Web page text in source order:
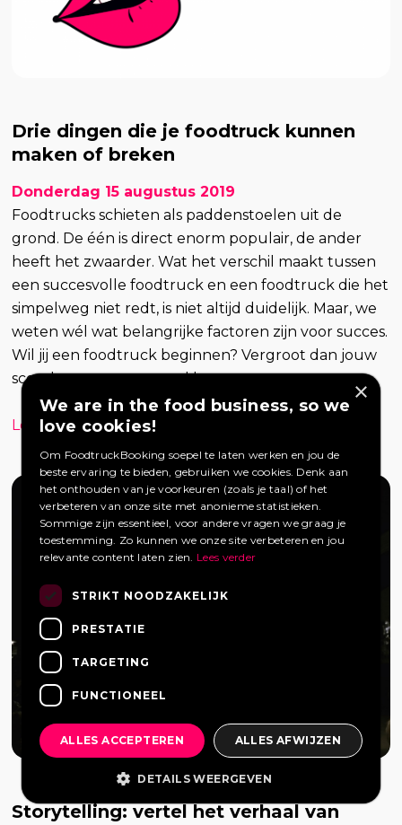
Drie dingen die je foodtruck kunnen
maken of breken
Donderdag 15 augustus 2019
Foodtrucks schieten als paddenstoelen uit de
grond. De één is direct enorm populair, de ander
heeft het zwaarder. Wat het verschil maakt tussen
een succesvolle foodtruck en een foodtruck die het
simpelweg niet redt, is niet altijd duidelijk. Maar, we
weten wél wat belangrijke factoren zijn voor succes.
Wil jij een foodtruck beginnen? Vergroot dan jouw
scoorkans met een goed bu...
Lees verder »
Storytelling: vertel het verhaal van
×
We are in the food business, so we
love cookies!
Om FoodtruckBooking soepel te laten werken en jou de
beste ervaring te bieden, gebruiken we cookies. Denk aan
het onthouden van je voorkeuren (zoals je taal) of het
verbeteren van onze site met anonieme statistieken.
Sommige zijn essentieel, voor andere vragen we graag je
toestemming. Zo kunnen we onze site verbeteren en jou
relevante content laten zien. Lees verder
STRIKT NOODZAKELIJK
PRESTATIE
TARGETING
FUNCTIONEEL
ALLES ACCEPTEREN ALLES AFWIJZEN
DETAILS WEERGEVEN